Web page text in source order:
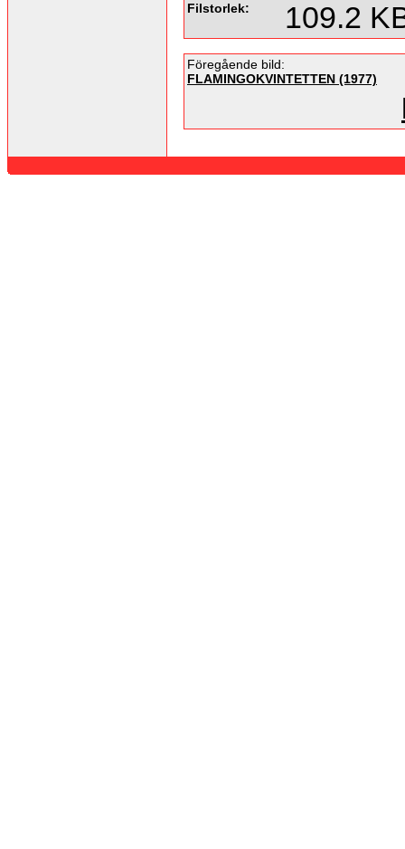
Filstorlek: 109.2
Föregående bild:
FLAMINGOKVINTETTEN (1977)